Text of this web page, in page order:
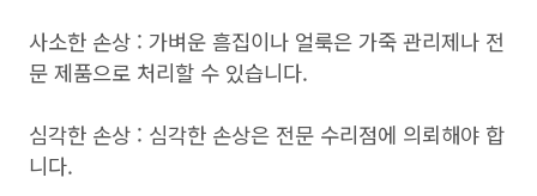
사소한 손상 : 가벼운 흠집이나 얼룩은 가죽 관리제나 전
문 제품으로 처리할 수 있습니다.
심각한 손상 : 심각한 손상은 전문 수리점에 의뢰해야 합
니다.